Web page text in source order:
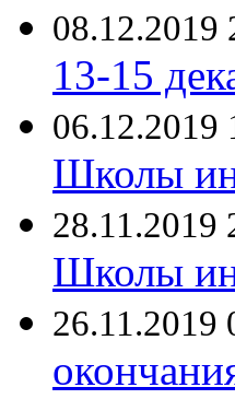
08.12.2019
13-15
06.12.2019
Школы
28.11.2019
Школы
26.11.2019